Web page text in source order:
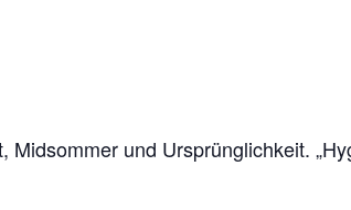
und Ursprünglichkeit.